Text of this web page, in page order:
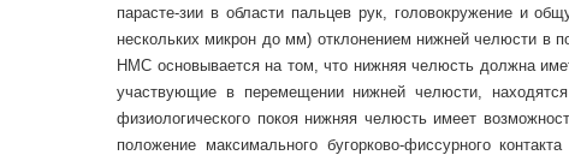
парасте-зии в области пальцев рук, головокружение и
нескольких микрон до мм) отклонением нижней челюсти в
НМС основывается на том, что нижняя челюсть должна
участвующие в перемещении нижней челюсти,
физиологического покоя нижняя челюсть имеет
положение максимального бугорково-фиссурного